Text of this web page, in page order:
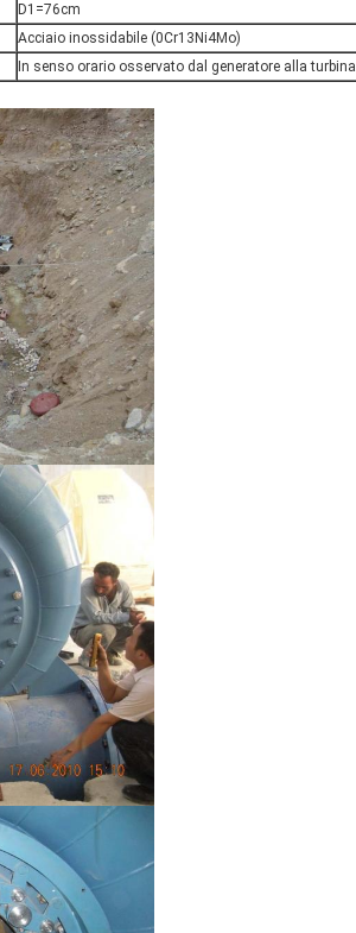
D1=76cm
Acciaio inossidabile (0Cr13Ni4Mo)
In senso orario osservato dal generatore alla turbina